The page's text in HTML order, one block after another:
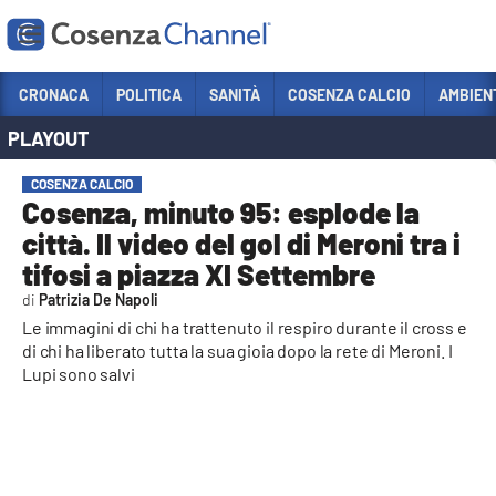
Sezioni
CRONACA
POLITICA
COSENZA CALCIO
ECONOMIA E LAVORO
ITALIA MONDO
SANITÀ
CRONACA POLITICA SANITÀ COSENZA CALCIO
PLAYOUT
COSENZA CALCIO
Cosenza, minuto 95: esplode la
città. Il video del gol di Meroni tra i
tifosi a piazza XI Settembre
Le immagini di chi ha trattenuto il respiro durante il cross e
di chi ha liberato tutta la sua gioia dopo la rete di Meroni. I
Lupi sono salvi
Patrizia De Napoli